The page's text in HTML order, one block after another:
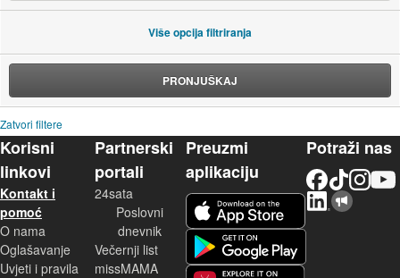
Više opcija filtriranja
PRONJUŠKAJ
Zatvori filtere
Korisni
linkovi
Kontakt i
pomoć
O nama
Oglašavanje
Uvjeti i pravila
Partnerski
portali
24sata
Poslovni
dnevnik
Večernji list
missMAMA
Preuzmi
aplikaciju
Potraži nas